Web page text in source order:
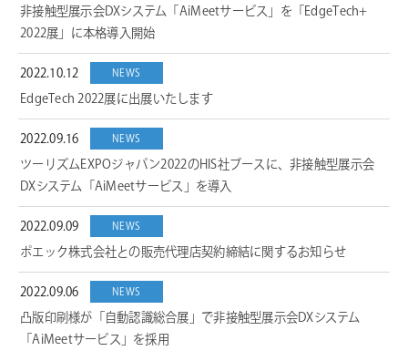
非接触型展示会DXシステム「AiMeetサービス」を「EdgeTech+
2022展」に本格導入開始
2022.10.12 NEWS
EdgeTech 2022展に出展いたします
2022.09.16 NEWS
ツーリズムEXPOジャパン2022のHIS社ブースに、非接触型展示会
DXシステム「AiMeetサービス」を導入
2022.09.09 NEWS
ポエック株式会社との販売代理店契約締結に関するお知らせ
2022.09.06 NEWS
凸版印刷様が「自動認識総合展」で非接触型展示会DXシステム
「AiMeetサービス」を採用